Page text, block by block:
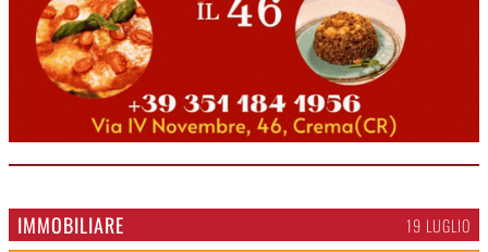
IMMOBILIARE 19 LUGLIO